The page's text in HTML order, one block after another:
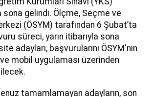
sona gelindi. Ölçme, Seçme ve
(ÖSYM) tarafından 6 Şubat’ta
süreci, yarın itibarıyla sona
adayları, başvurularını ÖSYM'nin
mobil uygulaması üzerinden
tamamlamayan adayların, son